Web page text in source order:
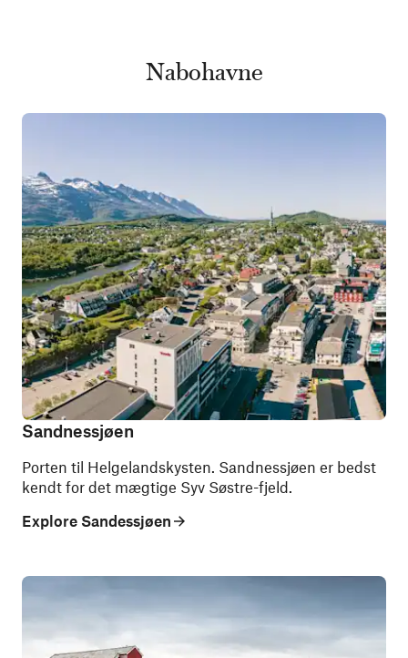
Nabohavne
Sandnessjøen
Porten til Helgelandskysten. Sandnessjøen er bedst
kendt for det mægtige Syv Søstre-fjeld.
Explore Sandessjøen